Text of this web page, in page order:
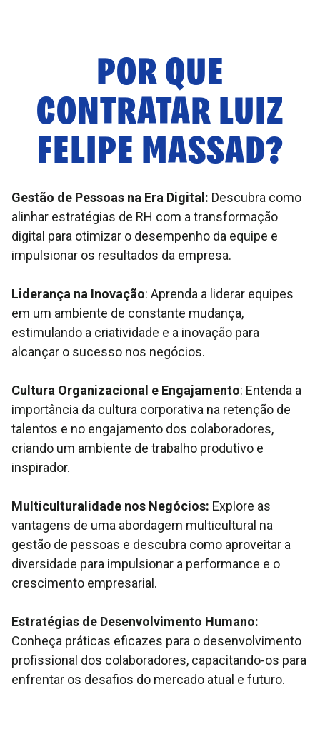
POR QUE
CONTRATARLUIZ
FELIPE MASSAD?
Gestão de Pessoas na Era Digital: Descubra como
alinhar estratégias de RH com a transformação
digital para otimizar o desempenho da equipe e
impulsionar os resultados da empresa.
Liderança na Inovação: Aprenda a liderar equipes
em um ambiente de constante mudança,
estimulando a criatividade e a inovação para
alcançar o sucesso nos negócios.
Cultura Organizacional e Engajamento: Entenda a
importância da cultura corporativa na retenção de
talentos e no engajamento dos colaboradores,
criando um ambiente de trabalho produtivo e
inspirador.
Multiculturalidade nos Negócios: Explore as
vantagens de uma abordagem multicultural na
gestão de pessoas e descubra como aproveitar a
diversidade para impulsionar a performance e o
crescimento empresarial.
Estratégias de Desenvolvimento Humano:
Conheça práticas eficazes para o desenvolvimento
profissional dos colaboradores, capacitando-os para
enfrentar os desafios do mercado atual e futuro.